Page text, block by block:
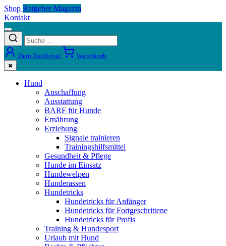
Shop Ratgeber Magazin
Kontakt
Dein ZooRoyal Warenkorb
✖
Hund
Anschaffung
Ausstattung
BARF für Hunde
Ernährung
Erziehung
Signale trainieren
Trainingshilfsmittel
Gesundheit & Pflege
Hunde im Einsatz
Hundewelpen
Hunderassen
Hundetricks
Hundetricks für Anfänger
Hundetricks für Fortgeschrittene
Hundetricks für Profis
Training & Hundesport
Urlaub mit Hund